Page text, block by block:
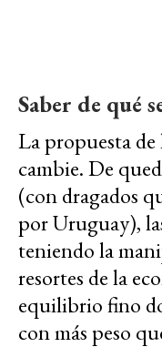
Saber de qué
La propuesta de
cambie. De
(con dragados
por Uruguay),
teniendo la
resortes de la
equilibrio fino
con más peso